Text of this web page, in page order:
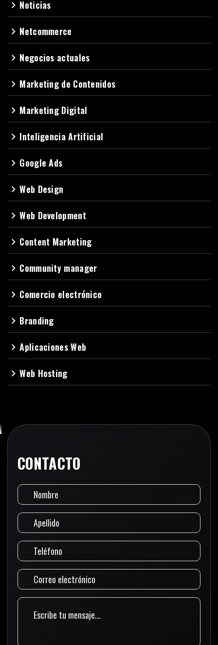
navigate_next Noticias
navigate_next Netcommerce
navigate_next Negocios actuales
navigate_next Marketing de Contenidos
navigate_next Marketing Digital
navigate_next Inteligencia Artificial
navigate_next Google Ads
navigate_nextWeb Design
navigate_nextWeb Development
navigate_next Content Marketing
navigate_next Community manager
navigate_next Comercio electrónico
navigate_next Branding
navigate_nextAplicaciones Web
navigate_nextWeb Hosting
CONTACTO